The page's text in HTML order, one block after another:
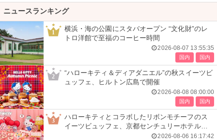
ニュースランキング
1
横浜・海の公園にスタバオープン “文化財”のレ
トロ洋館で至福のコーヒー時間
2026-08-07 13:55:35
国内 国内
2
“ハローキティ＆ディアダニエル”の秋スイーツビ
ュッフェ、ヒルトン広島で開催
2026-08-08 08:00:00
国内 国内
3
ハローキティとコラボしたリボンモチーフのス
イーツビュッフェ、京都センチュリーホテルで
2026-08-06 16:17:42